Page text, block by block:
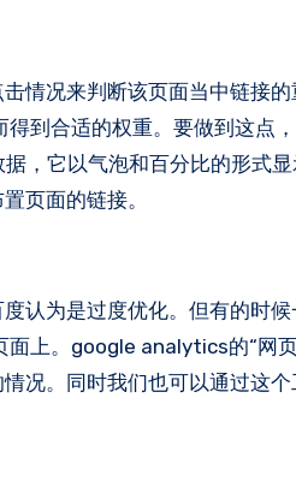
情况来判断该页面当中链接
到合适的权重。要做到这点
，它以气泡和百分比的形式
页面的链接。
认为是过度优化。但有的时
上。google analytics的“网
况。同时我们也可以通过这